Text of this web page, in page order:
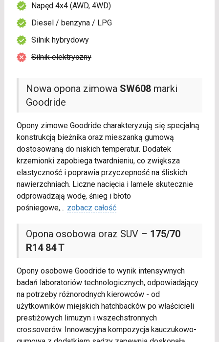
Nowa opona zimowa SW608marki
Goodride
Opony zimowe Goodride charakteryzują się specjalną
konstrukcją bieżnika oraz mieszanką gumową
dostosowaną do niskich temperatur. Dodatek
krzemionki zapobiega twardnieniu, co zwiększa
elastyczność i poprawia przyczepność na śliskich
nawierzchniach. Liczne nacięcia i lamele skutecznie
odprowadzają wodę, śnieg i błoto
pośniegowe,... zobacz całość
Opona osobowa oraz SUV – 175/70
R14 84 T
Opony osobowe Goodride to wynik intensywnych
badań laboratoriów technologicznych, odpowiadający
na potrzeby różnorodnych kierowców - od
użytkowników miejskich hatchbacków po właścicieli
prestiżowych limuzyn i wszechstronnych
crossoverów. Innowacyjna kompozycja kauczukowo-
Napęd 4x4 (AWD, 4WD)
Diesel / benzyna / LPG
Silnik hybrydowy
Silnik elektryczny